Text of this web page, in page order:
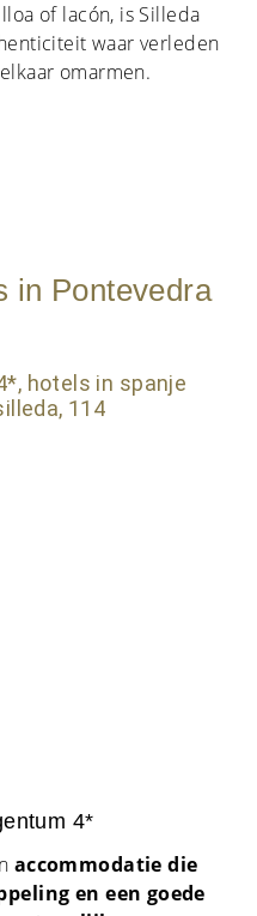
of lacón, is Silleda
waar verleden
omarmen.
in Pontevedra
4*
accommodatie die
en een goede